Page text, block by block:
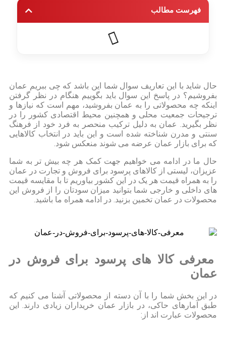
فهرست مطالب
حال شاید با این تعاریف سوال شما این باشد که چی ببریم عمان
بفروشیم؟ در پاسخ این سوال باید بگوییم هنگام در نظر گرفتن
اینکه چه محصولاتی را به عمان بفروشید، مهم است که نیازها و
ترجیحات جمعیت محلی و همچنین محیط اقتصادی کشور را در
نظر بگیرید. عمان به دلیل ترکیب منحصر به فرد خود از فرهنگ
سنتی و مدرن شناخته شده است و این باید در انتخاب کالاهایی
که برای بازار عمان عرضه می شوند منعکس شود.
حال ما در ادامه می خواهیم جهت کمک هر چه بیش تر به شما
عزیزان، لیستی از کالاهای پرسود برای فروش و تجارت در عمان
را به همراه قیمت هر یک در این کشور بیاوریم تا با مقایسه قیمت
های داخلی و خارجی شما بتوانید میزان سودتان را از فروش این
محصولات در عمان تخمین بزنید. در ادامه همراه ما باشید.
معرفی کالا های پرسود برای فروش در
عمان
در این بخش شما را با آن دسته از محصولاتی آشنا می کنیم که
طبق آمارهای حاکی، در بازار عمان خریداران زیادی دارند. این
محصولات عبارت اند از: